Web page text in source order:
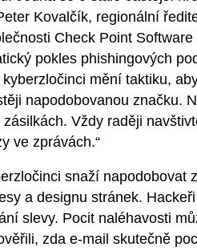
Kovalčík, regionální
Check Point Software
pokles phishingových
mění taktiku,
napodobovanou značku.
Vždy raději
ve zprávách.“
snaží napodobovat
a designu stránek.
slevy. Pocit naléhavosti
zda e-mail skutečně